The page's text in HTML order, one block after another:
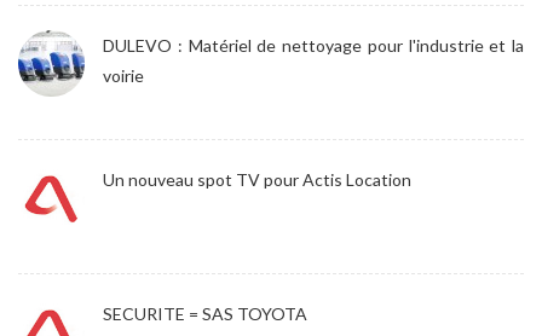
DULEVO : Matériel de nettoyage pour l'industrie et la
voirie
Un nouveau spot TV pour Actis Location
SECURITE = SAS TOYOTA